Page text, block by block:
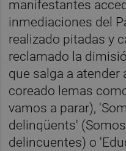
manifestantes
inmediaciones del
realizado pitadas y
reclamado la
que salga a atender
coreado lemas
vamos a parar),
delinqüents'
delincuentes) o